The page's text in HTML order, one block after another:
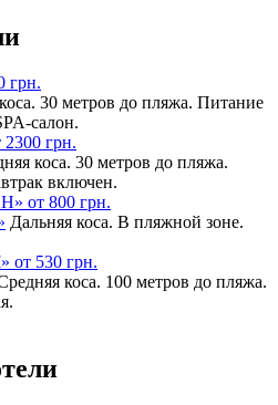
грн.
30 метров до пляжа. Питание
салон.
2300 грн.
коса. 30 метров до пляжа.
включен.
от 800 грн.
Дальняя коса. В пляжной зоне.
от 530 грн.
коса. 100 метров до пляжа.